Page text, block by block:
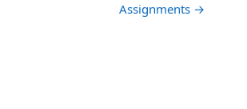
Assignments →